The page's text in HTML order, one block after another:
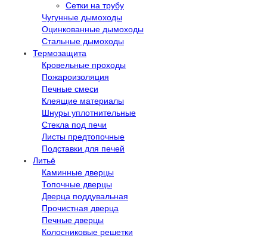
Сетки на трубу
Чугунные дымоходы
Оцинкованные дымоходы
Стальные дымоходы
Термозащита
Кровельные проходы
Пожароизоляция
Печные смеси
Клеящие материалы
Шнуры уплотнительные
Стекла под печи
Листы предтопочные
Подставки для печей
Литьё
Каминные дверцы
Топочные дверцы
Дверца поддувальная
Прочистная дверца
Печные дверцы
Колосниковые решетки